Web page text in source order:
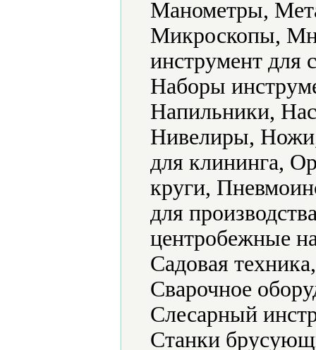
Манометры,
Микроскопы,
инструмент
Наборы
Напильники,
Нивелиры,
для клининга,
круги,
для
центробежные
Садовая
Сварочное
Слесарный
Станки